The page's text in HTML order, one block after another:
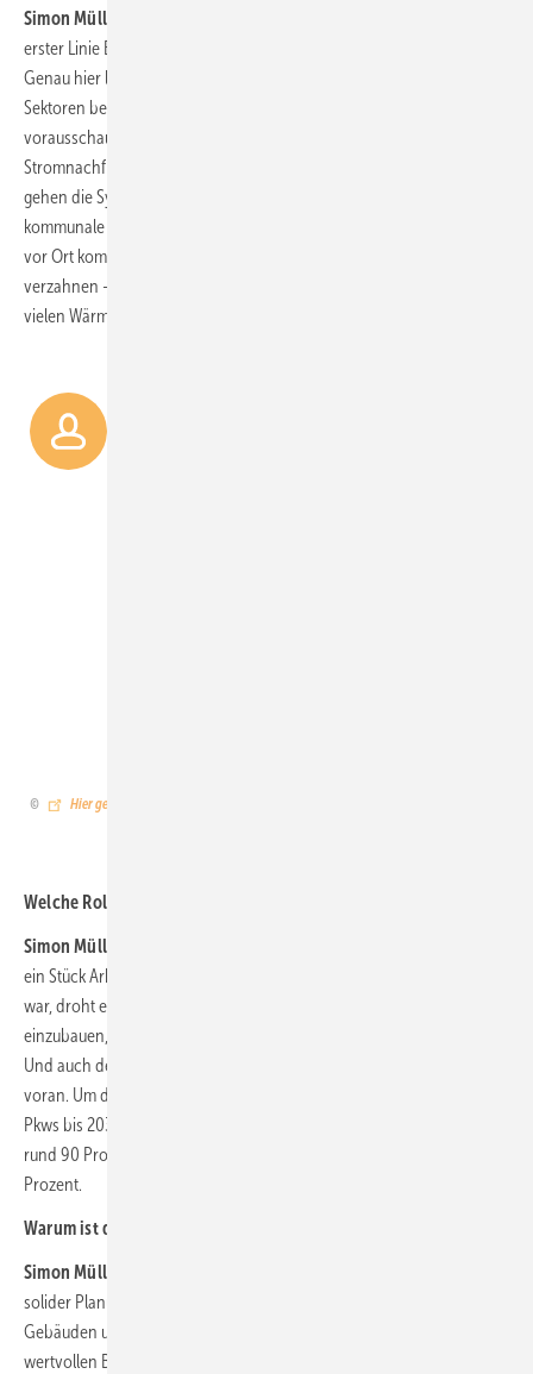
Simon Müller:
erster Linie Elektrifizierung, also die Kopplung mit dem Stromsektor.
Genau hier liegen die Chancen. Damit wir diese Brücke zwischen den
Sektoren belastbar schlagen können, braucht es eine
vorausschauende Infrastrukturplanung, die die steigende
Stromnachfrage und den sinkenden Erdgasbedarf berücksichtigt. Hier
gehen die Systementwicklungsstrategie und die nun verpflichtende
kommunale Wärmeplanung Schritte in die richtige Richtung. Gerade
vor Ort kommt es darauf an, die Wärme- mit der Stromnetzplanung zu
verzahnen – so kann sichergestellt werden, dass in Gebieten mit
vielen Wärmepumpen auch genügend Strom geliefert wird.
Hier geht es zur Konferenz
Welche Rolle spielen Wärmepumpen und E-Mobilität?
Simon Müller:
ein Stück Arbeit. Der Wärmepumpenmarkt, der 2023 auf Rekordkurs
war, droht einzubrechen; das Ziel, 500.000 Wärmepumpen jährlich
einzubauen, wird ohne weitere Bemühungen voraussichtlich verfehlt.
Und auch der Hochlauf der Elektromobilität geht viel zu schleppend
voran. Um das für den Klimaschutz wichtige Ziel von 15 Millionen E-
Pkws bis 2030 zu erreichen, ist ein Anteil bei den Neuzulassungen von
rund 90 Prozent nötig – 2023 lag der Anteil unverändert bei knapp 20
Prozent.
Warum ist das Thema Sektorkopplung hier so wichtig?
Simon Müller:
solider Planung einen zügigen Hochlauf von Stromanwendungen in
Gebäuden und Verkehr schaffen, sichern wir gleichzeitig einen
wertvollen Beitrag, um noch mehr erneuerbare Energien in das